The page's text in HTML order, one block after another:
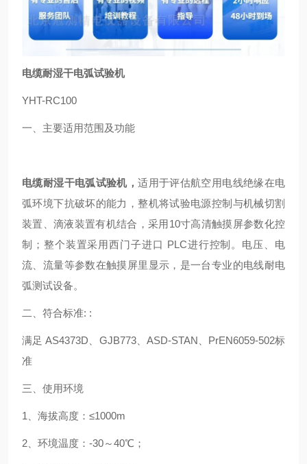
电缆耐湿干电弧试验机
YHT-RC100
一、主要适用范围及功能
电缆耐湿干电弧试验机，适用于评估航空用电线绝缘在电
弧环境下抗破坏的能力，整机将试验电源控制与机械切割
装置、滴液装置有机结合，采用10寸高清触摸屏参数化控
制；整个装置采用西门子进口 PLC进行控制。电压、电
流、流量等参数在触摸屏里显示，是一台专业的电线耐电
弧测试设备。
二、符合标准: :
满足 AS4373D、GJB773、ASD-STAN、PrEN6059-502标
准
三、使用环境
1、海拔高度：≤1000m
2、环境温度：-30～40℃；